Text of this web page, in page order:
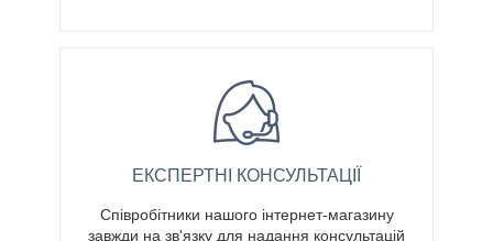
ЕКСПЕРТНІ КОНСУЛЬТАЦІЇ
Співробітники нашого інтернет-магазину
завжди на зв'язку для надання консультацій